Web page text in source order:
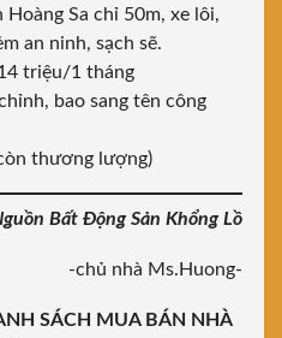
Sa chỉ 50m, xe lôi,
an ninh, sạch sẽ.
triệu/1 tháng
bao sang tên công
thương lượng)
Bất Động Sản Khổng Lồ
-chủ nhà Ms.Huong-
SÁCH MUA BÁN NHÀ